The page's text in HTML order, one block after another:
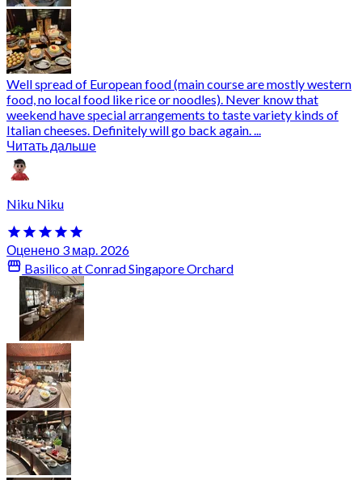
Well spread of European food (main course are mostly western
food, no local food like rice or noodles). Never know that
weekend have special arrangements to taste variety kinds of
Italian cheeses. Definitely will go back again. ...
Читать дальше
Niku Niku
Оценено 3 мар. 2026
Basilico at Conrad Singapore Orchard